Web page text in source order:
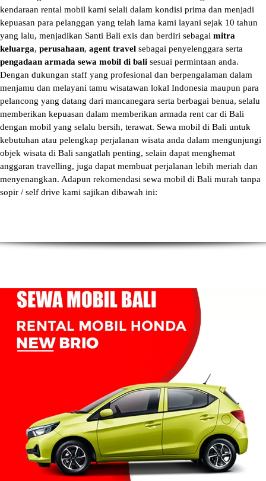
kendaraan rental mobil kami selali dalam kondisi prima dan menjadi
kepuasan para pelanggan yang telah lama kami layani sejak 10 tahun
yang lalu, menjadikan Santi Bali exis dan berdiri sebagai mitra
keluarga, perusahaan, agent travel sebagai penyelenggara serta
pengadaan armada sewa mobil di bali sesuai permintaan anda.
Dengan dukungan staff yang profesional dan berpengalaman dalam
menjamu dan melayani tamu wisatawan lokal Indonesia maupun para
pelancong yang datang dari mancanegara serta berbagai benua, selalu
memberikan kepuasan dalam memberikan armada rent car di Bali
dengan mobil yang selalu bersih, terawat. Sewa mobil di Bali untuk
kebutuhan atau pelengkap perjalanan wisata anda dalam mengunjungi
objek wisata di Bali sangatlah penting, selain dapat menghemat
anggaran travelling, juga dapat membuat perjalanan lebih meriah dan
menyenangkan. Adapun rekomendasi sewa mobil di Bali murah tanpa
sopir / self drive kami sajikan dibawah ini: